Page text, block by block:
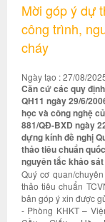
Mời góp ý dự
công trình,
cháy
Ngày tạo : 27/08/
Căn cứ các quy
QH11 ngày 29/6/
học và công nghệ
881/QĐ-BXD ngày
dựng kính đề nghị
thảo tiêu chuẩn
nguyên tắc khảo
Quý cơ quan/
thảo tiêu chuẩn
bản góp ý xin được
- Phòng KHKT –